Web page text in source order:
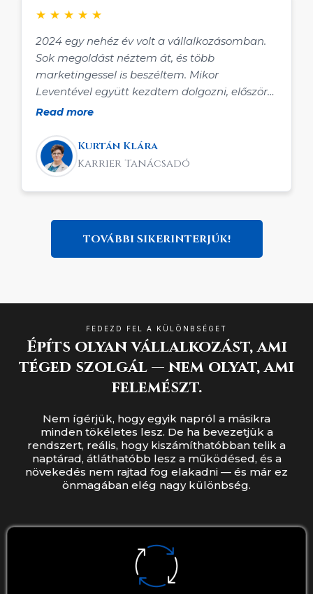
★ ★ ★ ★ ★
2024 egy nehéz év volt a vállalkozásomban.
Sok megoldást néztem át, és több
marketingessel is beszéltem. Mikor
Leventével együtt kezdtem dolgozni, először
volt egy kis kétségem, de a komplex
hónap alatt tele lett a naptáram, és az
ügyfeleim fele a közösen elkészített
kampányból jött. A reklámköltség 8 szorosa
lett a bevétel az első két hónapban, de már
megtérülést. Nagyon köszönöm a segítségét.
Read more
Kurtán Klára
Karrier Tanácsadó
TOVÁBBI SIKERINTERJÚK!
FEDEZD FEL A KÜLÖNBSÉGET
Építs olyan vállalkozást, ami
téged szolgál — nem olyat, ami
felemészt.
Nem ígérjük, hogy egyik napról a másikra
minden tökéletes lesz. De ha bevezetjük a
rendszert, reális, hogy kiszámíthatóbban telik a
naptárad, átláthatóbb lesz a működésed, és a
növekedés nem rajtad fog elakadni — és már ez
önmagában elég nagy különbség.